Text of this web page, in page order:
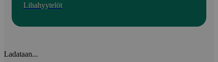
Lihahyytelöt
Ladataan...